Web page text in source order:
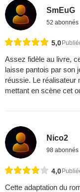
SmEuG
52 abonnés
5,0
Assez fidèle au livre,
laisse pantois par son
réussie. Le réalisateur
mettant en scène cet
Nico2
98 abonnés
4,0
Cette adaptation du